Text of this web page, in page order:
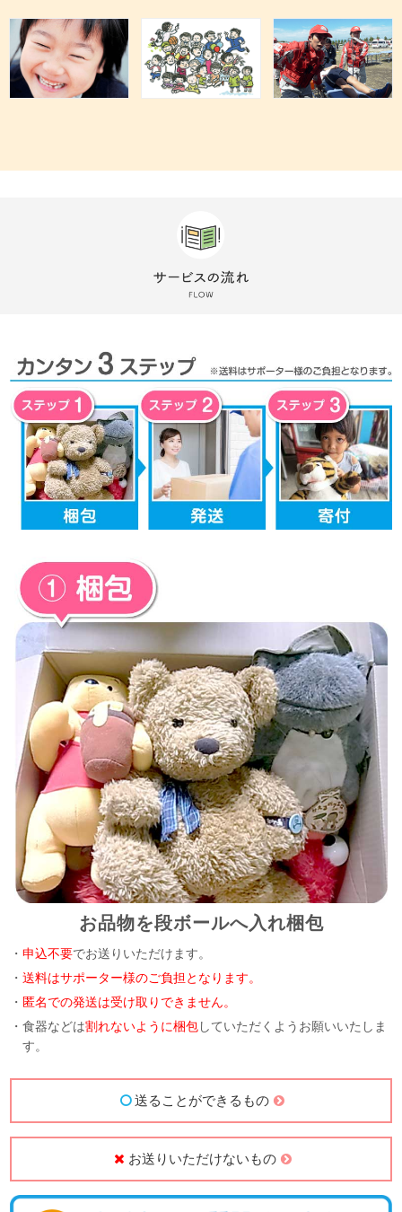
お品物を段ボールへ入れ梱包
・申込不要でお送りいただけます。
・送料はサポーター様のご負担となります。
・ 匿名での発送は受け取りできません。
・食器などは割れないように梱包していただくようお願いいたしま
す。
送ることができるもの
お送りいただけないもの